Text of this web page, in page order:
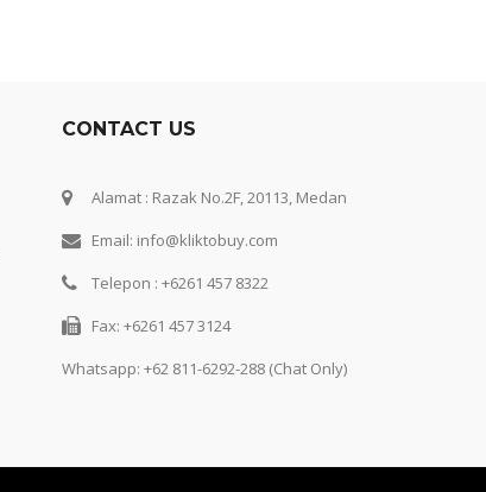
CONTACT US
Alamat : Razak No.2F, 20113, Medan
Email: info@kliktobuy.com
Telepon : +6261 457 8322
Fax: +6261 457 3124
Whatsapp: +62 811-6292-288 (Chat Only)